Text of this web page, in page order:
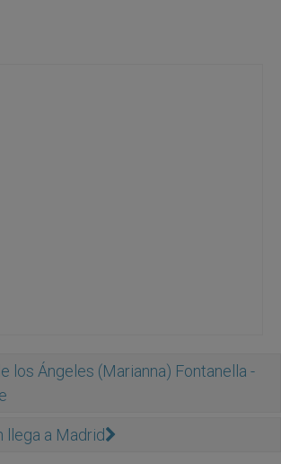
los Ángeles (Marianna) Fontanella -
llega a Madrid